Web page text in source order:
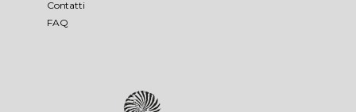
Contatti
FAQ